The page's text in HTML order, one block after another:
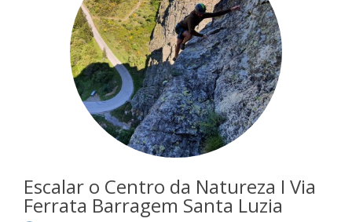
Escalar o Centro da Natureza I Via
Ferrata Barragem Santa Luzia